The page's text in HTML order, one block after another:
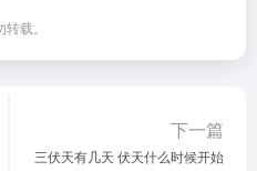
载。
下一篇
三伏天有几天 伏天什么时候开始